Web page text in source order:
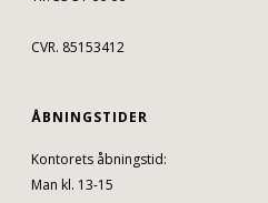
CVR. 85153412
ÅBNINGSTIDER
Kontorets åbningstid:
Man kl. 13-15